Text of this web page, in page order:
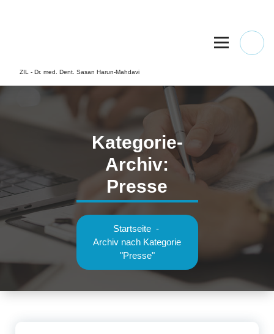
ZIL - Dr. med. Dent. Sasan Harun-Mahdavi
Kategorie-
Archiv:
Presse
Startseite-
Archiv nach Kategorie
"Presse"